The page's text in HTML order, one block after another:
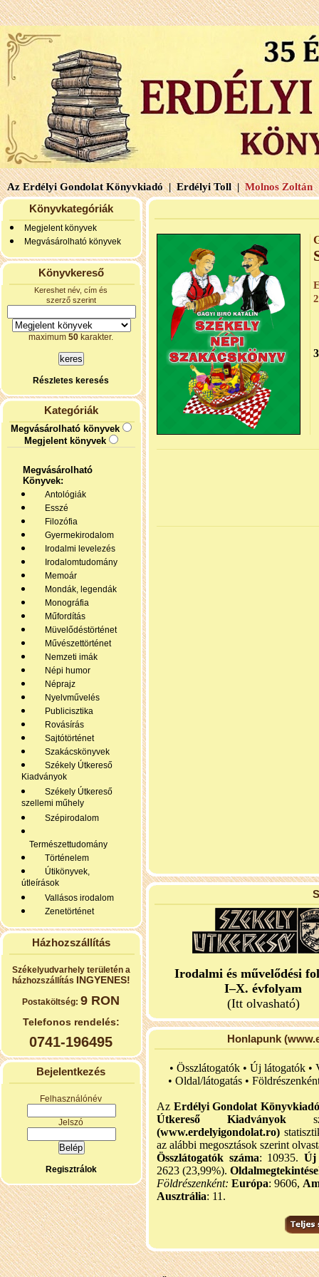
Az Erdélyi Gondolat Könyvkiadó | Erdélyi Toll | Molnos Zoltán
Könyvkategóriák
Megjelent könyvek
Megvásárolható könyvek
Könyvkereső
Kereshet név, cím és
szerző szerint
maximum50 karakter.
Részletes keresés
Kategóriák
Megvásárolható könyvek
Megjelent könyvek
Megvásárolható
Könyvek:
Antológiák
Esszé
Filozófia
Gyermekirodalom
Irodalmi levelezés
Irodalomtudomány
Memoár
Mondák, legendák
Monográfia
Műfordítás
Müvelődéstörténet
Művészettörténet
Nemzeti imák
Népi humor
Néprajz
Nyelvművelés
Publicisztika
Rovásírás
Sajtótörténet
Szakácskönyvek
Székely Útkereső
Kiadványok
Székely Útkereső
szellemi műhely
Szépirodalom
Természettudomány
Történelem
Útikönyvek,
útleírások
Vallásos irodalom
Zenetörténet
Házhozszállítás
Székelyudvarhely területén a
házhozszállítás INGYENES!
Postaköltség:9 RON
Telefonos rendelés:
0741-196495
Bejelentkezés
Felhasználónév
Jelszó
Regisztrálok
Irodalmi és művelődési
I–X. évfolyam
(Itt olvasható)
Honlapunk
• Összlátogatók • Új látogatók •
• Oldal/látogatás •
Az Erdélyi Gondolat
Útkereső Kiadványok
(www.erdelyigondolat.ro)
az alábbi megosztások szerint
Összlátogatók száma: 10935. Új
2623 (23,99%).
Földrészenként: Európa: 9606,
Ausztrália: 11.